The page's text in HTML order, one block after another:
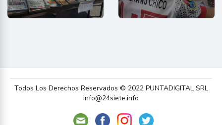
Todos Los Derechos Reservados © 2022 PUNTADIGITAL SRL
info@24siete.info